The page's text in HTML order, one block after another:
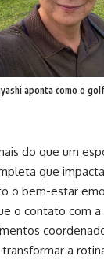
aponta como o
do que um
que
o bem-estar
o contato com
a